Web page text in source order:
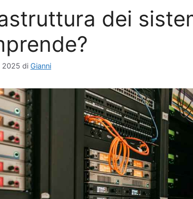
dei
2025 di Gianni